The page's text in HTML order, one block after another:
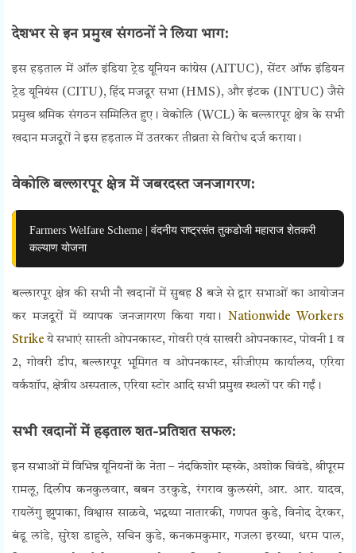
देशभर से इन प्रमुख संगठनों ने लिया भाग:
इस हड़ताल में ऑल इंडिया ट्रेड यूनियन कांग्रेस (AITUC), सेंटर ऑफ इंडियन
ट्रेड यूनियंस (CITU), हिंद मजदूर सभा (HMS), और इंटक (INTUC) जैसे
प्रमुख श्रमिक संगठन सम्मिलित हुए। वेकोलि (WCL) के बल्लारपूर क्षेत्र के सभी
खदान मजदूरों ने इस हड़ताल में उतरकर तीव्रता से विरोध दर्ज कराया।
वेकोलि बल्लारपूर क्षेत्र में जबरदस्त जनजागरण:
Farmers Welfare Scheme | वंदनीय राष्ट्रसंत तुकडोजी महाराज शेतकरी
कल्याण योजना
बल्लारपूर क्षेत्र की सभी नौ खदानों में सुबह 8 बजे से द्वार सभाओं का आयोजन
कर मजदूरों में व्यापक जनजागरण किया गया। Nationwide Workers
Strikeये सभाएं सास्ती ओपनकास्ट, गोवरी एवं साखरी ओपनकास्ट, पोवनी 1 व
2, गोवरी डीप, बल्लारपूर भूमिगत व ओपनकास्ट, सीजीएम कार्यालय, एरिया
वर्कशॉप, क्षेत्रीय अस्पताल, एरिया स्टोर आदि सभी प्रमुख स्थलों पर की गईं।
सभी खदानों में हड़ताल शत-प्रतिशत सफल:
इन सभाओं में विभिन्न यूनियनों के नेता – नंदकिशोर म्हस्के, अशोक चिवंडे, श्रीपूरम
रामलू, दिलीप कनकुलवार, बबन उरकुडे, रंगराव कुलसंगे, आर. आर. यादव,
रायलेंगु झुपाका, विश्वास साळवे, भद्रय्या नातारकी, गणपत कुडे, विनोद देरकर,
बंडू लांडे, सुरेश डाहुले, सचिन कुडे, कनकमकुमार, गजला इरय्या, धरम पाल,